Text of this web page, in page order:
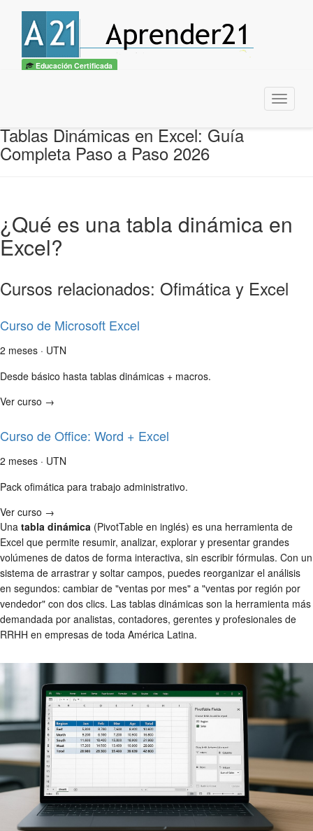
Educación Certificada
Menu
Tablas Dinámicas en Excel: Guía
Completa Paso a Paso 2026
¿Qué es una tabla dinámica en
Excel?
Cursos relacionados: Ofimática y Excel
Curso de Microsoft Excel
2 meses · UTN
Desde básico hasta tablas dinámicas + macros.
Ver curso →
Curso de Office: Word + Excel
2 meses · UTN
Pack ofimática para trabajo administrativo.
Ver curso →
Una tabla dinámica (PivotTable en inglés) es una herramienta de
Excel que permite resumir, analizar, explorar y presentar grandes
volúmenes de datos de forma interactiva, sin escribir fórmulas. Con un
sistema de arrastrar y soltar campos, puedes reorganizar el análisis
en segundos: cambiar de "ventas por mes" a "ventas por región por
vendedor" con dos clics. Las tablas dinámicas son la herramienta más
demandada por analistas, contadores, gerentes y profesionales de
RRHH en empresas de toda América Latina.